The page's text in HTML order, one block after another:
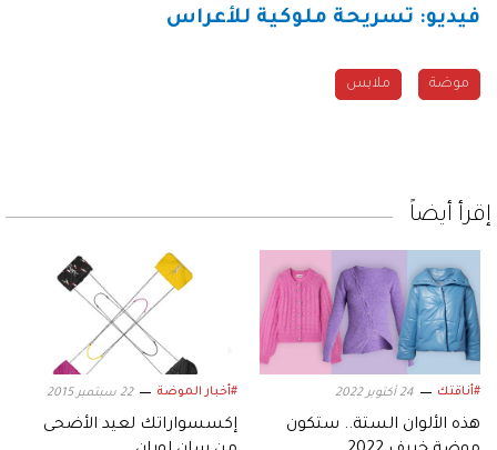
فيديو: تسريحة ملوكية للأعراس
موضة ملابس
إقرأ أيضاً
#أناقتك 24 أكتوبر 2022
هذه الألوان الستة.. ستكون
#أخبار الموضة 22 سبتمبر 2015
إكسسواراتك لعيد الأضحى